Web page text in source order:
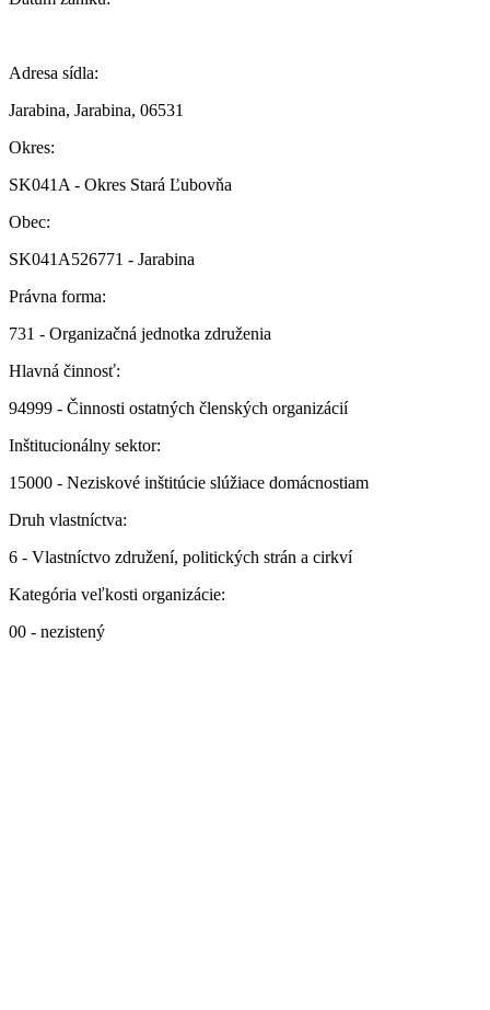
Adresa sídla:
Jarabina, Jarabina, 06531
Okres:
SK041A - Okres Stará Ľubovňa
Obec:
SK041A526771 - Jarabina
Právna forma:
731 - Organizačná jednotka združenia
Hlavná činnosť:
94999 - Činnosti ostatných členských organizácií
Inštitucionálny sektor:
15000 - Neziskové inštitúcie slúžiace domácnostiam
Druh vlastníctva:
6 - Vlastníctvo združení, politických strán a cirkví
Kategória veľkosti organizácie:
00 - nezistený